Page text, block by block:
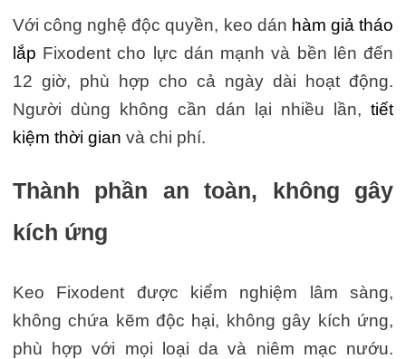
Với công nghệ độc quyền, keo dán hàm giả tháo
lắp Fixodent cho lực dán mạnh và bền lên đến
12 giờ, phù hợp cho cả ngày dài hoạt động.
Người dùng không cần dán lại nhiều lần,tiết
kiệm thời gian và chi phí.
Thành phần an toàn, không gây
kích ứng
Keo Fixodent được kiểm nghiệm lâm sàng,
không chứa kẽm độc hại, không gây kích ứng,
phù hợp với mọi loại da và niêm mạc nướu.